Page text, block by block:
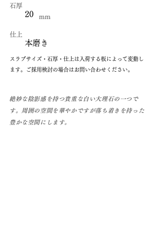
石厚
20 mm
仕上
本磨き
​スラブサイズ・石厚・仕上は入荷する板によって変動し
ます。ご採用検討の場合はお問い合わせください。
絶妙な陰影感を持つ貴重な白い大理石の一つで
す。周囲の空間を華やかですが落ち着きを持った
豊かな空間にします。